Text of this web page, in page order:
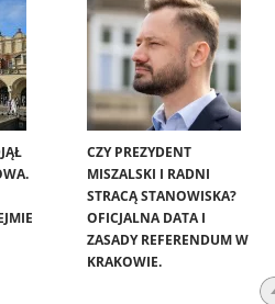
CZY PREZYDENT
MISZALSKI I RADNI
STRACĄ STANOWISKA?
OFICJALNA DATA I
ZASADY REFERENDUM W
KRAKOWIE.